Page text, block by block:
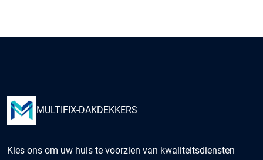
MULTIFIX-DAKDEKKERS
Kies ons om uw huis te voorzien van kwaliteitsdiensten